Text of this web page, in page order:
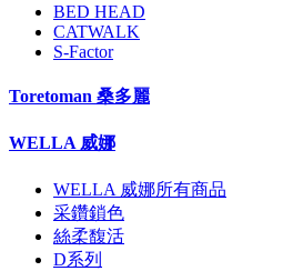
BED HEAD
CATWALK
S-Factor
Toretoman 桑多麗
WELLA 威娜
WELLA 威娜所有商品
采鑽鎖色
絲柔馥活
D系列